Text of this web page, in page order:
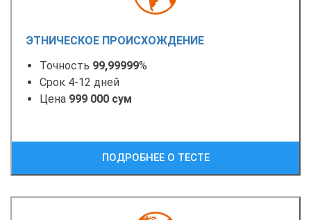
ЭТНИЧЕСКОЕ ПРОИСХОЖДЕНИЕ
Точность 99,99999%
Срок 4-12 дней
Цена 999 000 сум
ПОДРОБНЕЕ О ТЕСТЕ